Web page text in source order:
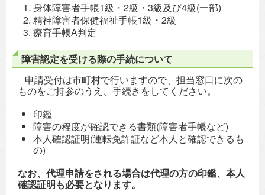
身体障害者手帳1級・2級・3級及び4級(一部)
精神障害者保健福祉手帳1級・2級
療育手帳A判定
障害認定を受ける際の手続について
申請受付は市町村で行いますので、担当窓口に次の
ものをご持参のうえ、手続きをしてください。
印鑑
障害の程度が確認できる書類(障害者手帳など)
本人確認証明(運転免許証など本人と確認できるも
の)
なお、代理申請をされる場合は代理の方の印鑑、本人
確認証明も必要となります。